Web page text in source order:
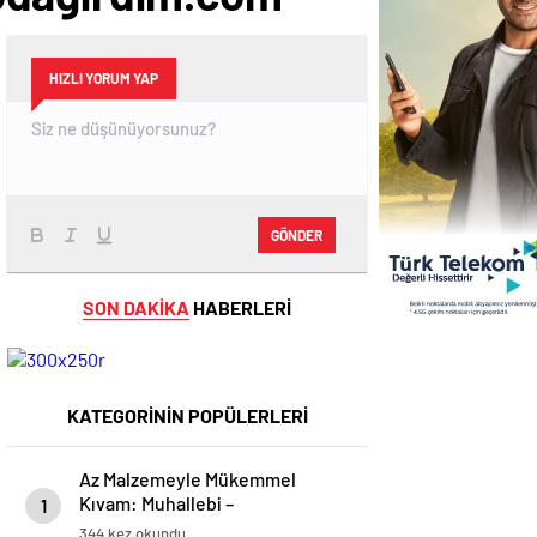
HIZLI YORUM YAP
GÖNDER
SON DAKİKA HABERLERİ
KATEGORİNİN POPÜLERLERİ
1
Az Malzemeyle Mükemmel
Kıvam: Muhallebi –
modagirdim.com